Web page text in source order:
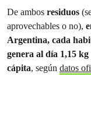
De ambos residuos
aprovechables o no),
Argentina, cada
genera al día 1,15
cápita, según datos